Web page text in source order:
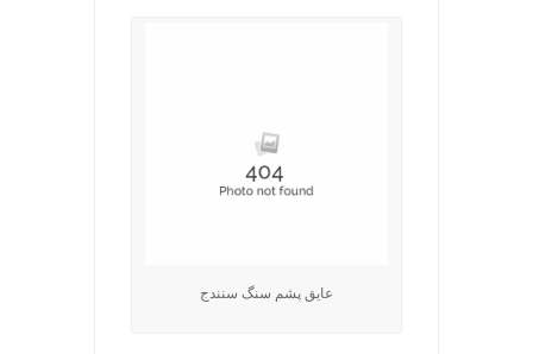
عایق پشم سنگ سنندج